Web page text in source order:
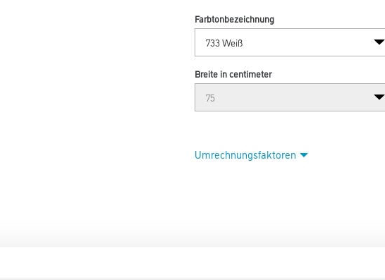
Farbtonbezeichnung
Breite in centimeter
Umrechnungsfaktoren